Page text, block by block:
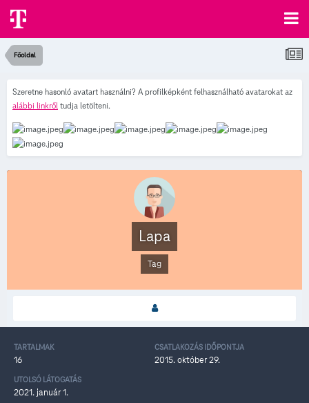
Főoldal
Szeretne hasonló avatart használni? A profilképként felhasználható avatarokat az
alábbi linkről tudja letölteni.
Lapa
Tag
TARTALMAK
16
CSATLAKOZÁS IDŐPONTJA
2015. október 29.
UTOLSÓ LÁTOGATÁS
2021. január 1.